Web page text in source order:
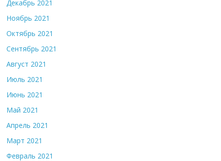
Декабрь 2021
Ноябрь 2021
Октябрь 2021
Сентябрь 2021
Август 2021
Июль 2021
Июнь 2021
Май 2021
Апрель 2021
Март 2021
Февраль 2021